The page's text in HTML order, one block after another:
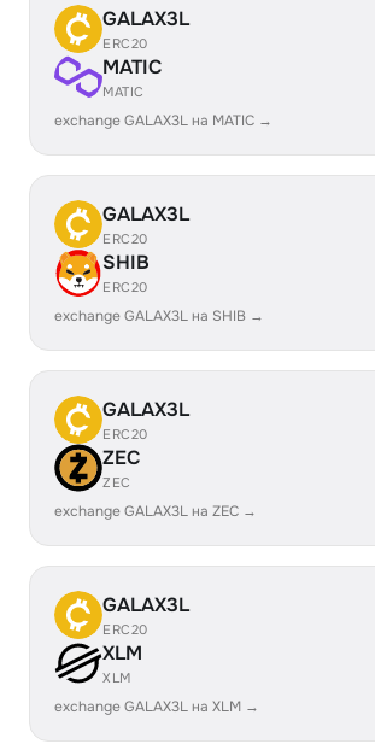
GALAX3L
ERC20
MATIC
MATIC
exchange GALAX3L на MATIC →
GALAX3L
ERC20
SHIB
ERC20
exchange GALAX3L на SHIB →
GALAX3L
ERC20
ZEC
ZEC
exchange GALAX3L на ZEC →
GALAX3L
ERC20
XLM
XLM
exchange GALAX3L на XLM →